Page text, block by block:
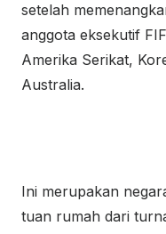
setelah
anggota eksekutif
Amerika Serikat,
Australia.
Ini merupakan
tuan rumah dari